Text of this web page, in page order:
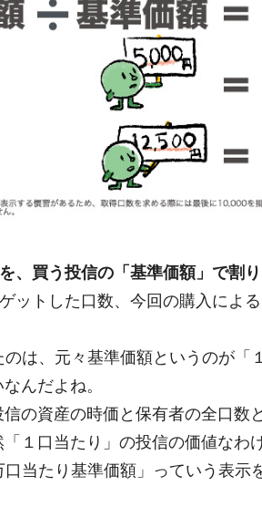
、買う投信の「基準価額」で割り
ットした口数、今回の購入による
は、元々基準価額というのが「
んだよね。
の資産の時価と保有者の全口数
１口当たり」の投信の価値なわ
当たり基準価額」っていう表示